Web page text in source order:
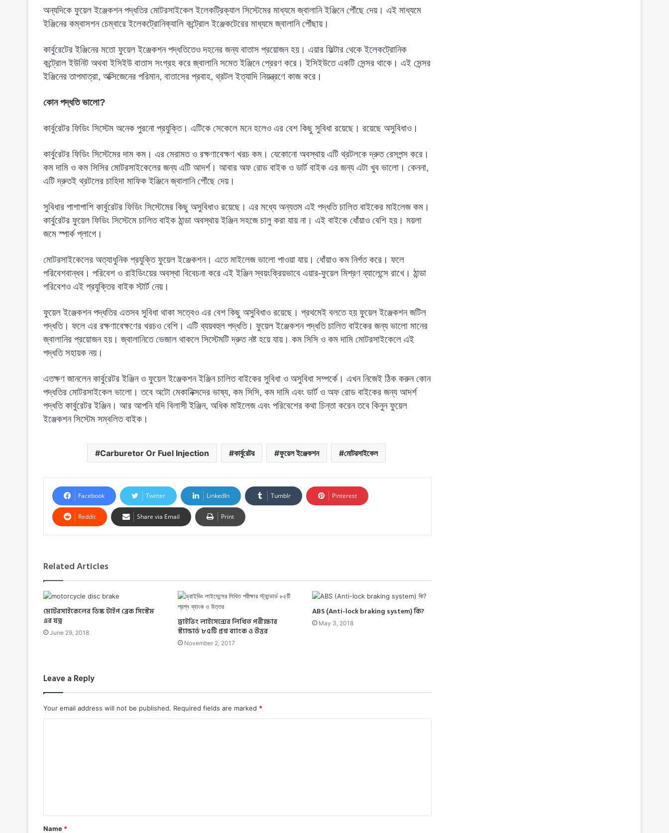
অন্যদিকে ফুয়েল ইঞ্জেকশন পদ্ধতির মোটরসাইকেল ইলেকট্রিক্যাল সিস্টেমের মাধ্যমে জ্বালানি ইঞ্জিনে পৌঁছে দেয়। এই মাধ্যমে
ইঞ্জিনের কম্বাসশন চেম্বারে ইলেকট্রোনিক্যালি কন্ট্রোল ইঞ্জেকটেরের মাধ্যমে জ্বালানি পৌঁছায়।
কার্বুরেটের ইঞ্জিনের মতো ফুয়েল ইঞ্জেকশন পদ্ধতিতেও দহনের জন্য বাতাস প্রয়োজন হয়। এয়ার ফিল্টার থেকে ইলেকট্রোনিক
কন্ট্রোল ইউনিট অথবা ইসিইউ বাতাস সংগ্রহ করে জ্বালানি সমেত ইঞ্জিনে প্রেরণ করে। ইসিইউতে একটি সেন্সর থাকে। এই সেন্সর
ইঞ্জিনের তাপমাত্রা, অক্সিজেনের পরিমান, বাতাসের প্রবাহ, থ্রটল ইত্যাদি নিয়ন্ত্রণে কাজ করে।
কোন পদ্ধতি ভালো?
কার্বুরেটর ফিডিং সিস্টেম অনেক পুরনো প্রযুক্তি। এটিকে সেকেলে মনে হলেও এর বেশ কিছু সুবিধা রয়েছে। রয়েছে অসুবিধাও।
কার্বুরেটর ফিডিং সিস্টেমের দাম কম। এর মেরামত ও রক্ষণাবেক্ষণ খরচ কম। যেকোনো অবস্থায় এটি থ্রটলকে দ্রুত রেসপন্স করে।
কম দামি ও কম সিসির মোটরসাইকেলের জন্য এটি আদর্শ। আবার অফ রোড বাইক ও ডার্ট বাইক এর জন্য এটা খুব ভালো। কেননা,
এটি দ্রুতই থ্রটলের চাহিদা মাফিক ইঞ্জিনে জ্বালানি পৌঁছে দেয়।
সুবিধার পাশাপাশি কার্বুরেটর ফিডিং সিস্টেমের কিছু অসুবিধাও রয়েছে। এর মধ্যে অন্যতম এই পদ্ধতি চালিত বাইকের মাইলেজ কম।
কার্বুরেটর ফুয়েল ফিডিং সিস্টেমে চালিত বাইক ঠান্ডা অবস্থায় ইঞ্জিন সহজে চালু করা যায় না। এই বাইকে ধোঁয়াও বেশি হয়। ময়লা
জমে স্পার্ক প্লাগে।
মোটরসাইকেলের অত্যাধুনিক প্রযুক্তি ফুয়েল ইঞ্জেকশন। এতে মাইলেজ ভালো পাওয়া যায়। ধোঁয়াও কম নির্গত করে। ফলে
পরিবেশবান্ধব। পরিবেশ ও রাইডিংয়ের অবস্থা বিবেচনা করে এই ইঞ্জিন স্বয়ংক্রিয়ভাবে এয়ার-ফুয়েল মিশ্রণ ব্যালেন্সে রাখে। ঠান্ডা
পরিবেশও এই প্রযুক্তির বাইক স্টার্ট নেয়।
ফুয়েল ইঞ্জেকশন পদ্ধতির এতসব সুবিধা থাকা সত্বেও এর বেশ কিছু অসুবিধাও রয়েছে। প্রথমেই বলতে হয় ফুয়েল ইঞ্জেকশন জটিল
পদ্ধতি। ফলে এর রক্ষণাবেক্ষণের খরচও বেশি। এটি ব্যয়বহুল পদ্ধতি। ফুয়েল ইঞ্জেকশন পদ্ধতি চালিত বাইকের জন্য ভালো মানের
জ্বালানির প্রয়োজন হয়। জ্বালানিতে ভেজাল থাকলে সিস্টেমটি দ্রুত নষ্ট হয়ে যায়। কম সিসি ও কম দামি মোটরসাইকেলে এই
পদ্ধতি সহায়ক নয়।
এতক্ষণ জানলেন কার্বুরেটর ইঞ্জিন ও ফুয়েল ইঞ্জেকশন ইঞ্জিন চালিত বাইকের সুবিধা ও অসুবিধা সম্পর্কে। এখন নিজেই ঠিক করুন কোন
পদ্ধতির মোটরসাইকেল ভালো। তবে অটো মেকানিক্সদের ভাষ্য, কম সিসি, কম দামি এবং ডার্ট ও অফ রোড বাইকের জন্য আদর্শ
পদ্ধতি কার্বুরেটর ইঞ্জিন। আর আপনি যদি বিলাসী ইঞ্জিন, অধিক মাইলেজ এবং পরিবেশের কথা চিন্তা করেন তবে কিনুন ফুয়েল
ইঞ্জেকশন সিস্টেম সম্বলিত বাইক।
Carburetor Or Fuel Injection কার্বুরেটর ফুয়েল ইঞ্জেকশন মোটরসাইকেল
Facebook Twitter LinkedIn Tumblr Pinterest
Reddit Share via Email Print
Related Articles
মোটরসাইকেলের ডিস্ক টাইপ ব্রেক সিস্টেম
এর যত্ন
June 29, 2018
ড্রাইভিং লাইসেন্সের লিখিত পরীক্ষার
স্ট্যান্ডার্ড ৮৫টি প্রশ্ন ব্যাংক ও উত্তর
November 2, 2017
ABS (Anti-lock braking system) কি?
May 3, 2018
Leave a Reply
Your email address will not be published. Required fields are marked *
t
Name *